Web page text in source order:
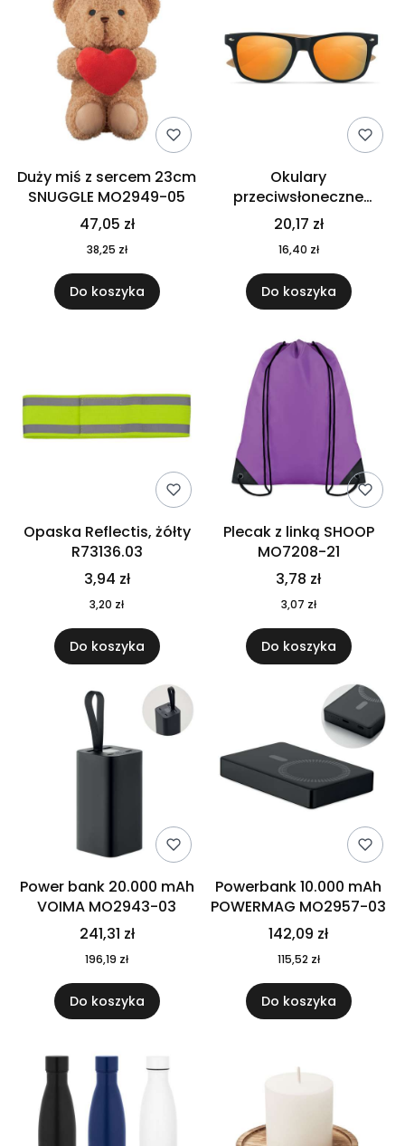
Duży miś z sercem 23cm
SNUGGLE MO2949-05
47,05 zł
38,25 zł
Do koszyka
Okulary
przeciwsłoneczne
CALIFORNIA TOUCH
MO9617-10
20,17 zł
16,40 zł
Do koszyka
Opaska Reflectis, żółty
R73136.03
3,94 zł
3,20 zł
Do koszyka
Plecak z linką SHOOP
MO7208-21
3,78 zł
3,07 zł
Do koszyka
Power bank 20.000 mAh
VOIMA MO2943-03
241,31 zł
196,19 zł
Do koszyka
Powerbank 10.000 mAh
POWERMAG MO2957-03
142,09 zł
115,52 zł
Do koszyka